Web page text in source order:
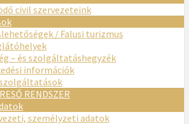
civil szervezeteink
/ Falusi turizmus
– és szolgáltatáshegyzék
információk
RENDSZER
személyzeti adatok